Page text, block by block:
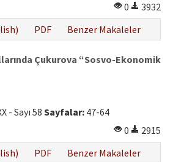
0
3932
PDF Benzer Makaleler
Çukurova “Sosvo-Ekonomik
- Sayı 58 Sayfalar: 47-64
0
2915
PDF Benzer Makaleler